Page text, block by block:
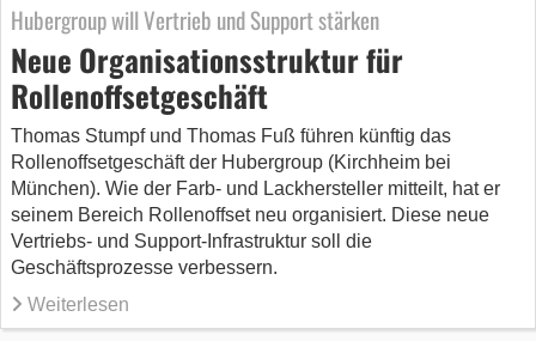
Hubergroup will Vertrieb und Support stärken
Neue Organisationsstruktur für
Rollenoffsetgeschäft
Thomas Stumpf und Thomas Fuß führen künftig das
Rollenoffsetgeschäft der Hubergroup (Kirchheim bei
München). Wie der Farb- und Lackhersteller mitteilt, hat er
seinem Bereich Rollenoffset neu organisiert. Diese neue
Vertriebs- und Support-Infrastruktur soll die
Geschäftsprozesse verbessern.
Weiterlesen